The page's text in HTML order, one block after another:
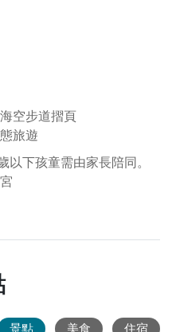
空步道摺頁
旅遊
以下孩童需由家長陪同。
景點 美食 住宿